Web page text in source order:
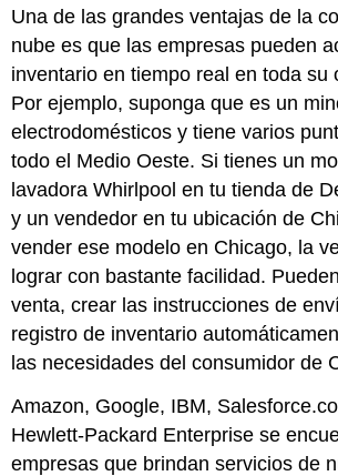
Una de las grandes ventajas de la
nube es que las empresas pueden
inventario en tiempo real en toda su
Por ejemplo, suponga que es un
electrodomésticos y tiene varios
todo el Medio Oeste. Si tienes un
lavadora Whirlpool en tu tienda de
y un vendedor en tu ubicación de
vender ese modelo en Chicago, la
lograr con bastante facilidad.
venta, crear las instrucciones de
registro de inventario
las necesidades del consumidor de
Amazon, Google, IBM,
Hewlett-Packard Enterprise se
empresas que brindan servicios de